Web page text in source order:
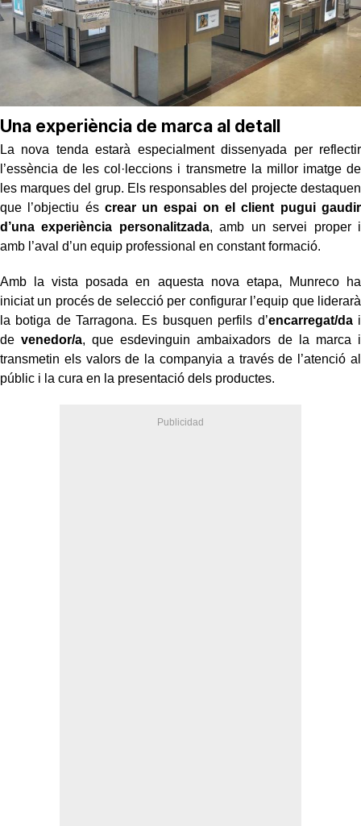
Una experiència de marca al detall
La nova tenda estarà especialment dissenyada per reflectir
l’essència de les col·leccions i transmetre la millor imatge de
les marques del grup. Els responsables del projecte destaquen
que l’objectiu éscrear un espai on el client pugui gaudir
d’una experiència personalitzada, amb un servei proper i
amb l’aval d’un equip professional en constant formació.
Amb la vista posada en aquesta nova etapa, Munreco ha
iniciat un procés de selecció per configurar l’equip que liderarà
la botiga de Tarragona. Es busquen perfils d’encarregat/dai
devenedor/a, que esdevinguin ambaixadors de la marca i
transmetin els valors de la companyia a través de l’atenció al
públic i la cura en la presentació dels productes.